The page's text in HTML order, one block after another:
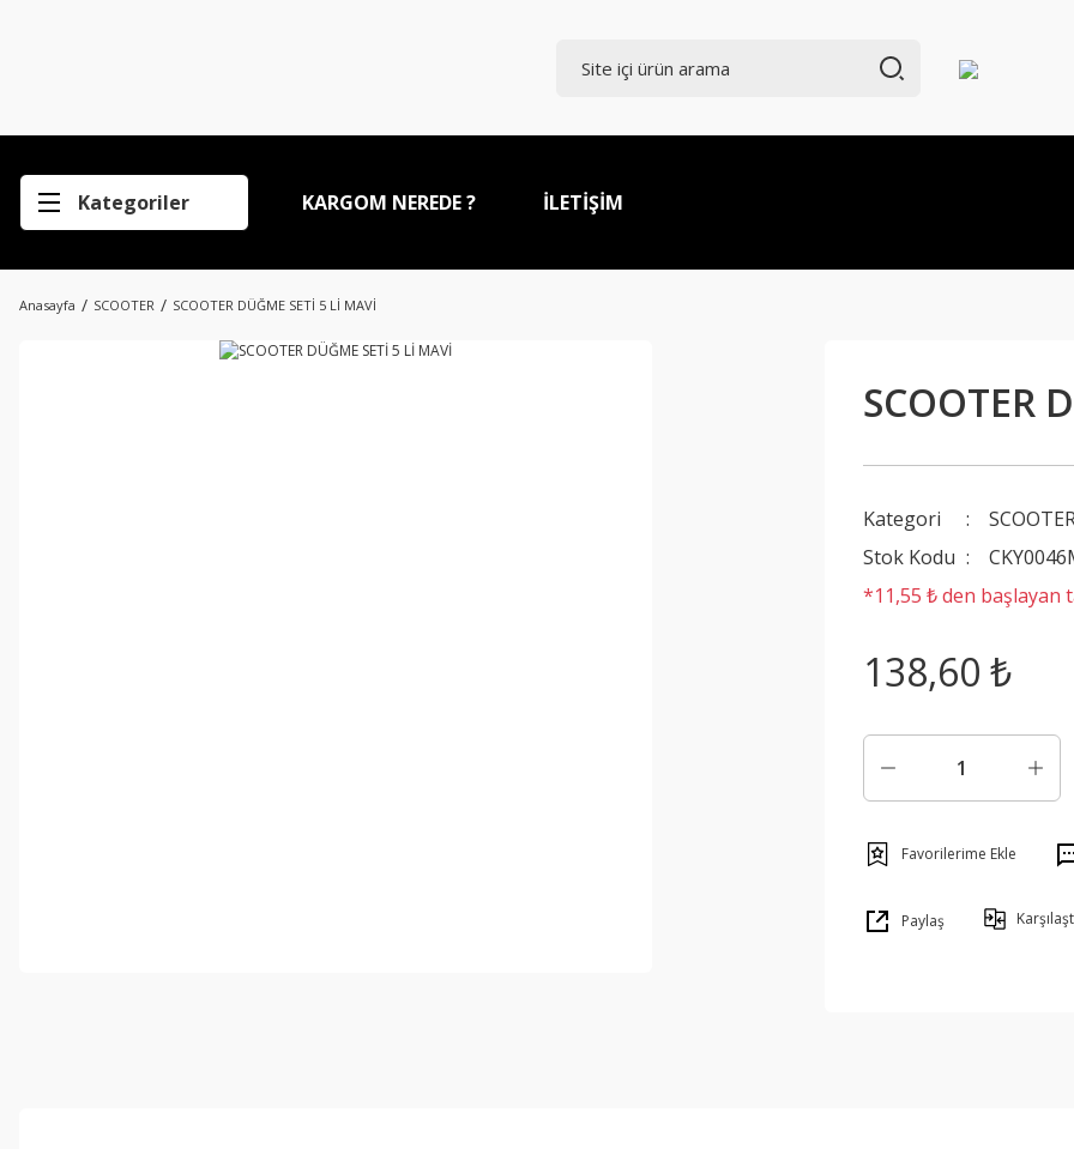
Kategoriler KARGOM NEREDE ? İLETİŞİM
Anasayfa SCOOTER SCOOTER DÜĞME SETİ 5 Lİ MAVİ
SCOOTER
Kategori
Stok Kodu
*11,55 ₺ den başlayan
138,60 ₺
Paylaş